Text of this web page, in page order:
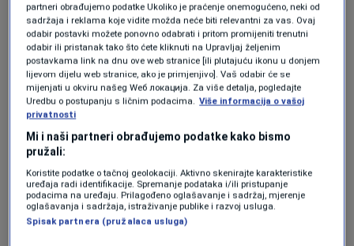
„vazdušnog sploota“, sa stomakom na
zemlji, dok su joj vrat i udovi podignuti
uvis – poza koja izgleda kao da je sa joga
časa za gmizavce.
Sploot s elegancijom
Foto: Shutterstock/yhelfman
partneri obrađujemo podatke Ukoliko je praćenje onemogućeno, neki od
sadržaja i reklama koje vidite možda neće biti relevantni za vas. Ovaj
odabir postavki možete ponovno odabrati i pritom promijeniti trenutni
odabir ili pristanak tako što ćete kliknuti na Upravljaj željenim
postavkama link na dnu ove web stranice [ili plutajuću ikonu u donjem
lijevom dijelu web stranice, ako je primjenjivo]. Vaš odabir će se
mijenjati u okviru našeg Wеб локација. Za više detalja, pogledajte
Uredbu o postupanju s ličnim podacima. Više informacija o vašoj
privatnosti
Mi i naši partneri obrađujemo podatke kako bismo
pružali:
Koristite podatke o tačnoj geolokaciji. Aktivno skenirajte karakteristike
uređaja radi identifikacije. Spremanje podataka i/ili pristupanje
podacima na uređaju. Prilagođeno oglašavanje i sadržaj, mjerenje
oglašavanja i sadržaja, istraživanje publike i razvoj usluga.
Spisak partnera (pružalaca usluga)